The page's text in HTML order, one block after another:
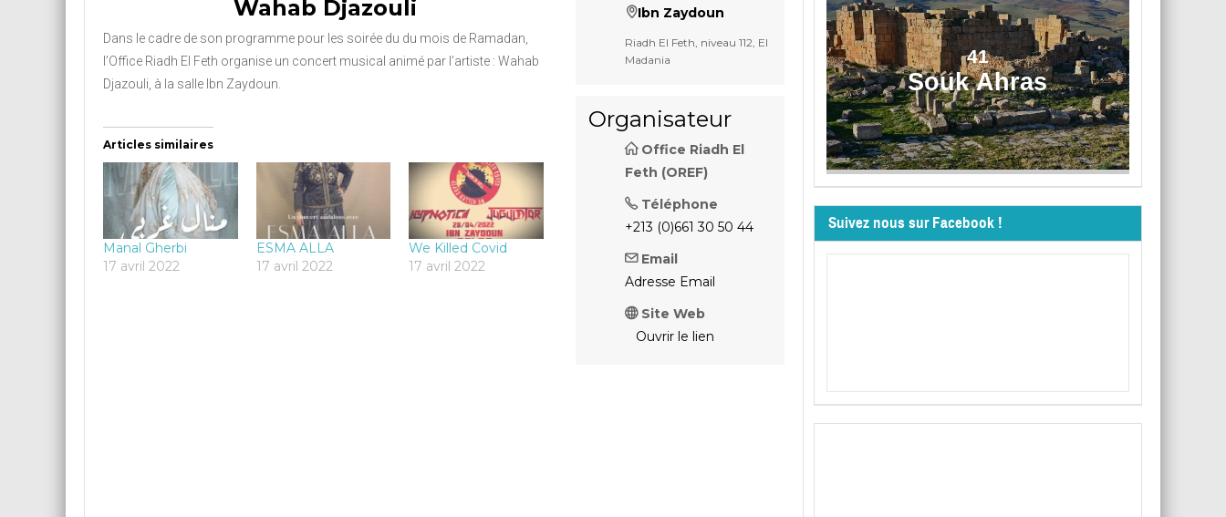
Wahab Djazouli
Dans le cadre de son programme pour les soirée du du mois de Ramadan,
l’Office Riadh El Feth organise un concert musical animé par l’artiste : Wahab
Djazouli, à la salle Ibn Zaydoun.
Articles similaires
Manal Gherbi
17 avril 2022
ESMA ALLA
17 avril 2022
We Killed Covid
17 avril 2022
Ibn Zaydoun
Riadh El Feth, niveau 112, El
Madania
Organisateur
Office Riadh El
Feth (OREF)
Téléphone
+213 (0)661 30 50 44
Email
Adresse Email
Site Web
Ouvrir le lien
41
Souk Ahras
Suivez nous sur Facebook !